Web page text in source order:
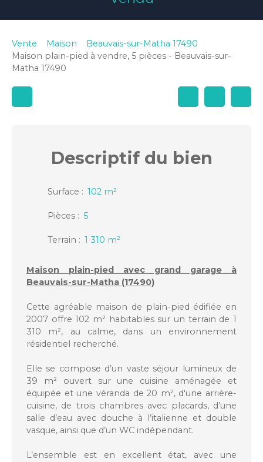
Vente Maison
Beauvais-sur-Matha 17490
Maison plain-pied à vendre, 5 pièces - Beauvais-sur-
Matha 17490
Descriptifdu bien
Surface : 102 m²
Pièces : 5
Terrain : 1 310 m²
Maison plain-pied avec grand garage à
Beauvais-sur-Matha (17490)
Cette agréable maison de plain-pied édifiée en
2007 offre 102 m² habitables sur un terrain de 1
310 m², au calme, dans un environnement
résidentiel recherché.
Elle se compose d’un vaste séjour lumineux de
39 m² ouvert sur une cuisine aménagée et
équipée et une véranda de 20 m², d'une arrière-
cuisine, de trois chambres avec placards, d’une
salle d’eau avec douche à l’italienne et double
vasque, ainsi que d’un WC indépendant.
L’ensemble est en excellent état, avec une